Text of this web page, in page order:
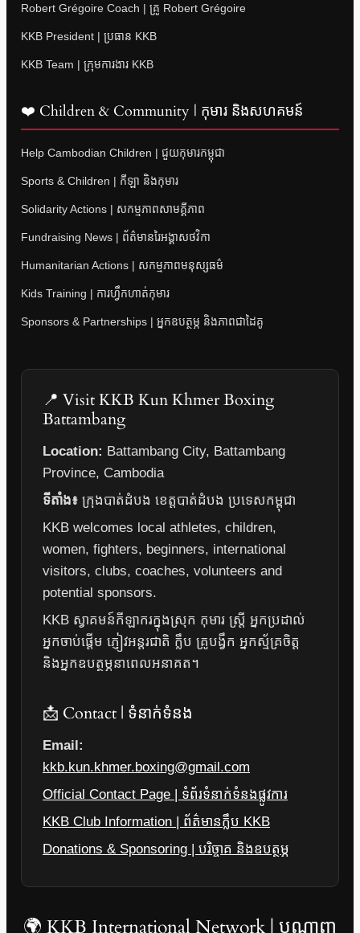
Robert Grégoire Coach | គ្រូ Robert Grégoire
KKB President | ប្រធាន KKB
KKB Team | ក្រុមការងារ KKB
❤️ Children & Community | កុមារ និងសហគមន៍
Help Cambodian Children | ជួយកុមារកម្ពុជា
Sports & Children | កីឡា និងកុមារ
Solidarity Actions | សកម្មភាពសាមគ្គីភាព
Fundraising News | ព័ត៌មានរៃអង្គាសថវិកា
Humanitarian Actions | សកម្មភាពមនុស្សធម៌
Kids Training | ការហ្វឹកហាត់កុមារ
Sponsors & Partnerships | អ្នកឧបត្ថម្ភ និងភាពជាដៃគូ
📍 Visit KKB Kun Khmer Boxing
Battambang
Location: Battambang City, Battambang
Province, Cambodia
ទីតាំង៖ ក្រុងបាត់ដំបង ខេត្តបាត់ដំបង ប្រទេសកម្ពុជា
KKB welcomes local athletes, children,
women, fighters, beginners, international
visitors, clubs, coaches, volunteers and
potential sponsors.
KKB ស្វាគមន៍កីឡាករក្នុងស្រុក កុមារ ស្ត្រី អ្នកប្រដាល់
អ្នកចាប់ផ្តើម ភ្ញៀវអន្តរជាតិ ក្លឹប គ្រូបង្វឹក អ្នកស្ម័គ្រចិត្ត
និងអ្នកឧបត្ថម្ភនាពេលអនាគត។
📩 Contact | ទំនាក់ទំនង
Email:
kkb.kun.khmer.boxing@gmail.com
Official Contact Page | ទំព័រទំនាក់ទំនងផ្លូវការ
KKB Club Information | ព័ត៌មានក្លឹប KKB
Donations & Sponsoring | បរិច្ចាគ និងឧបត្ថម្ភ
🌍 KKB International Network | បណ្តាញ